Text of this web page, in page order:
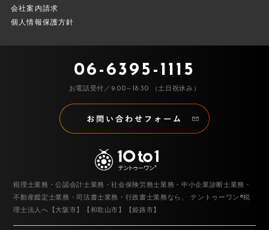
会社案内請求
個人情報保護方針
06-6395-1115
お電話受付／9:00～18:30 （土日祝休み）
税理士業務・公認会計士業務・社会保険労務士業務・中小企業診断士業務・
不動産鑑定士業務・司法書士業務・行政書士業務なら、
テントゥーワン®税
理士法人へ【大阪市】【和歌山市】【姫路市】